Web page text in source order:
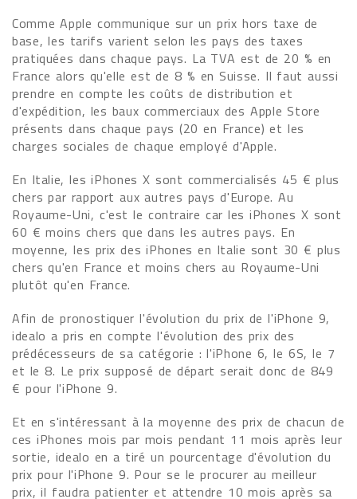
Comme Apple communique sur un prix hors taxe de
base, les tarifs varient selon les pays des taxes
pratiquées dans chaque pays. La TVA est de 20 % en
France alors qu'elle est de 8 % en Suisse. Il faut aussi
prendre en compte les coûts de distribution et
d'expédition, les baux commerciaux des Apple Store
présents dans chaque pays (20 en France) et les
charges sociales de chaque employé d'Apple.
En Italie, les iPhones X sont commercialisés 45 € plus
chers par rapport aux autres pays d'Europe. Au
Royaume-Uni, c'est le contraire car les iPhones X sont
60 € moins chers que dans les autres pays. En
moyenne, les prix des iPhones en Italie sont 30 € plus
chers qu'en France et moins chers au Royaume-Uni
plutôt qu'en France.
Afin de pronostiquer l'évolution du prix de l'iPhone 9,
idealo a pris en compte l'évolution des prix des
prédécesseurs de sa catégorie : l'iPhone 6, le 6S, le 7
et le 8. Le prix supposé de départ serait donc de 849
€ pour l'iPhone 9.
Et en s'intéressant à la moyenne des prix de chacun de
ces iPhones mois par mois pendant 11 mois après leur
sortie, idealo en a tiré un pourcentage d'évolution du
prix pour l'iPhone 9. Pour se le procurer au meilleur
prix, il faudra patienter et attendre 10 mois après sa